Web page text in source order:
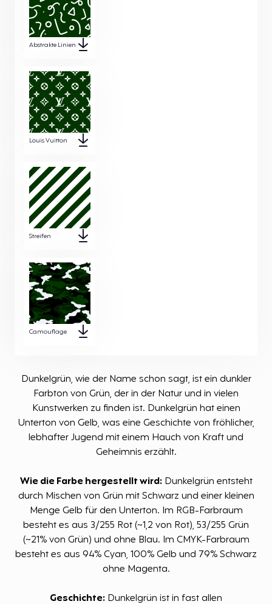
Dunkelgrün, wie der Name schon sagt, ist ein dunkler
Farbton von Grün, der in der Natur und in vielen
Kunstwerken zu finden ist. Dunkelgrün hat einen
Unterton von Gelb, was eine Geschichte von fröhlicher,
lebhafter Jugend mit einem Hauch von Kraft und
Geheimnis erzählt.
Wie die Farbe hergestellt wird:Dunkelgrün entsteht
durch Mischen von Grün mit Schwarz und einer kleinen
Menge Gelb für den Unterton. Im RGB-Farbraum
besteht es aus 3/255 Rot (~1,2 von Rot), 53/255 Grün
(~21% von Grün) und ohne Blau. Im CMYK-Farbraum
besteht es aus 94% Cyan, 100% Gelb und 79% Schwarz
ohne Magenta.
Geschichte: Dunkelgrün ist in fast allen
Abstrakte Linien
Louis Vuitton
Streifen
Camouflage